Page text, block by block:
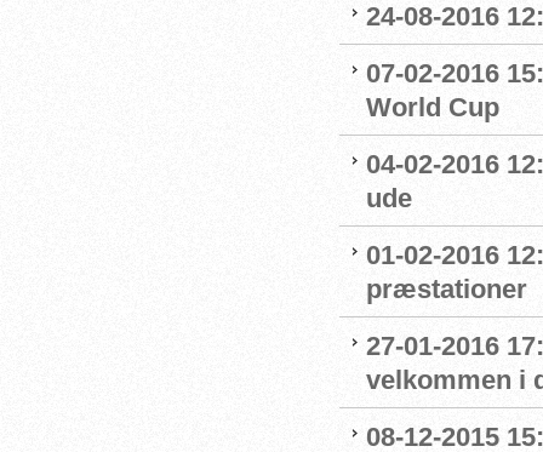
24-08-2016
07-02-2016
World Cup
04-02-2016
ude
01-02-2016
præstationer
27-01-2016
velkommen i
08-12-2015